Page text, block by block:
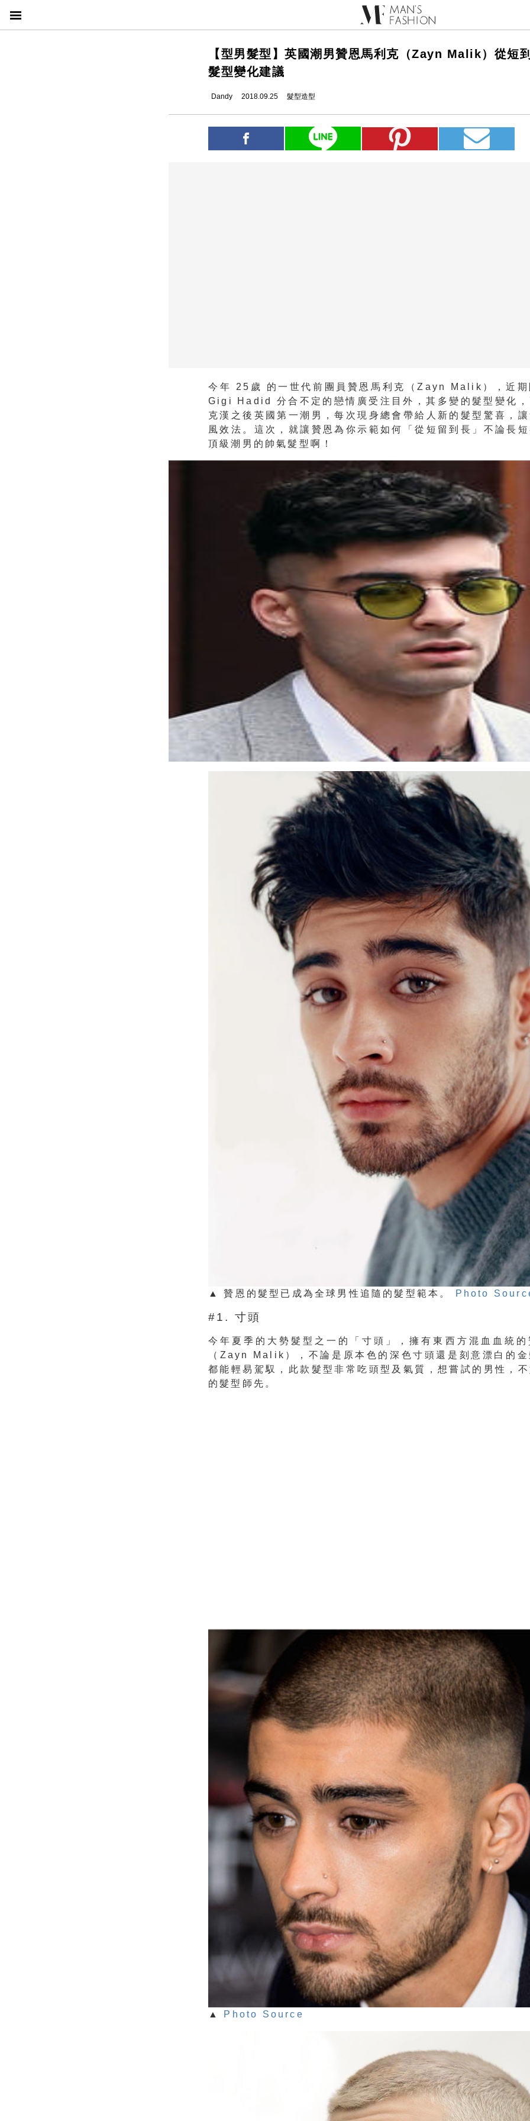
【型男髮型】英國潮男贊恩馬利克（Zayn Malik）從短
髮型變化建議
Dandy 2018.09.25 髮型造型
今年 25歲 的一世代前團員贊恩馬利克（Zayn Malik），近期
Gigi Hadid 分合不定的戀情廣受注目外，其多變的髮型變化
克漢之後英國第一潮男，每次現身總會帶給人新的髮型驚喜，
風效法。這次，就讓贊恩為你示範如何「從短留到長」不論長
頂級潮男的帥氣髮型啊！
▲ 贊恩的髮型已成為全球男性追隨的髮型範本。 Photo
#1. 寸頭
今年夏季的大勢髮型之一的「寸頭」，擁有東西方混血血統
（Zayn Malik），不論是原本色的深色寸頭還是刻意漂白的
都能輕易駕馭，此款髮型非常吃頭型及氣質，想嘗試的男性，
的髮型師先。
▲ Photo Source